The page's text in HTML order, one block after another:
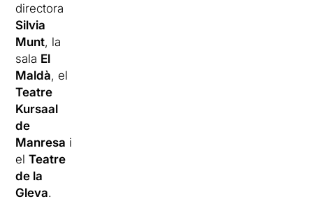
directora
Silvia
Munt, la
sala El
Maldà, el
Teatre
Kursaal
de
Manresa i
elTeatre
de la
Gleva.